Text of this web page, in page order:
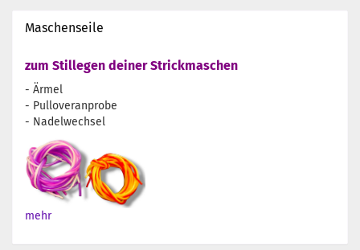
Maschenseile
zum Stillegen deiner Strickmaschen
- Ärmel
- Pulloveranprobe
- Nadelwechsel
mehr